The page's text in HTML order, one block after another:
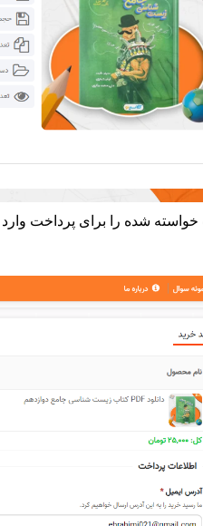
شده را برای پرداخت وارد